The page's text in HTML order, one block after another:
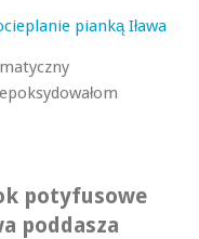
potyfusowe
poddasza